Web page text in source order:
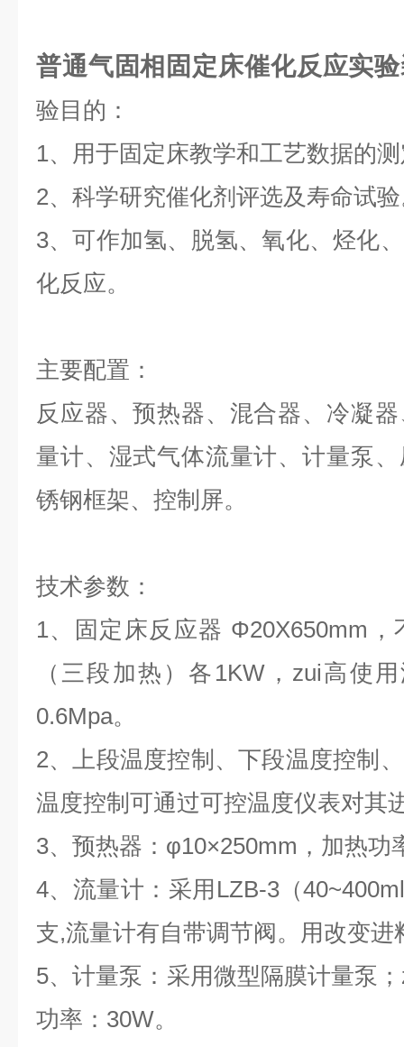
普通气固相固定床催化反应实
验目的：
1、用于固定床教学和工艺数据的
2、科学研究催化剂评选及寿命试
3、可作加氢、脱氢、氧化、烃化
化反应。
主要配置：
反应器、预热器、混合器、冷凝
量计、湿式气体流量计、计量泵
锈钢框架、控制屏。
技术参数：
1、固定床反应器 Φ20X650mm
（三段加热）各1KW，zui高使
0.6Mpa。
2、上段温度控制、下段温度控制
温度控制可通过可控温度仪表对其
3、预热器：φ10×250mm，加热功
4、流量计：采用LZB-3（
支,流量计有自带调节阀。用改变进
5、计量泵：采用微型隔膜计量泵
功率：30W。